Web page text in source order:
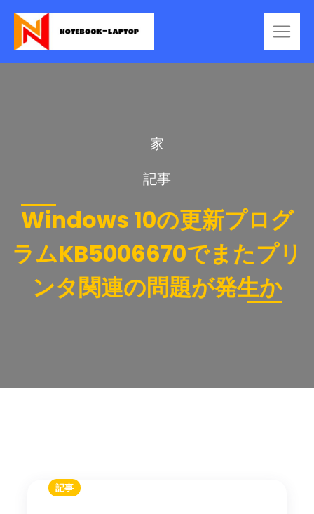
家
記事
Windows 10の更新プログ
ラムKB5006670でまたプリ
ンタ関連の問題が発生か
記事